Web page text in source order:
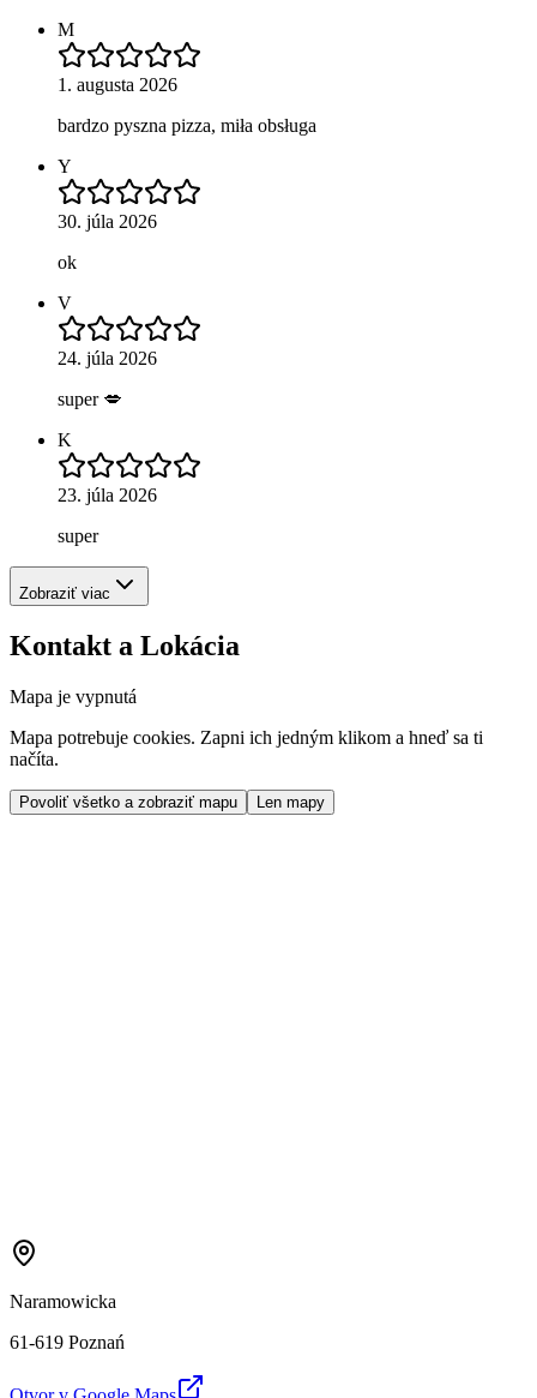
M
1. augusta 2026
bardzo pyszna pizza, miła obsługa
Y
30. júla 2026
ok
V
24. júla 2026
super 💋
K
23. júla 2026
super
Zobraziť viac
Kontakt a Lokácia
Mapa je vypnutá
Mapa potrebuje cookies. Zapni ich jedným klikom a hneď sa ti
načíta.
Povoliť všetko a zobraziť mapu Len mapy
Naramowicka
61-619 Poznań